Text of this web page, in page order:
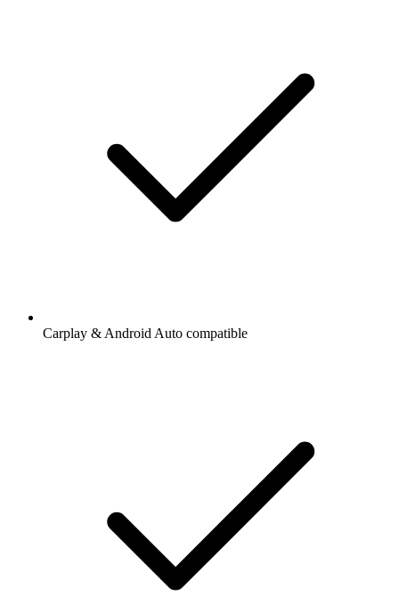
Carplay & Android Auto compatible